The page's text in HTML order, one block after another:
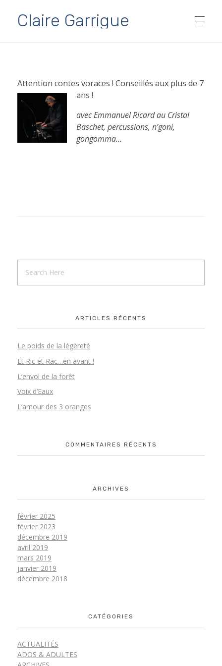
Claire Garrigue
Ados & Adultes
Tout public
Jeune public dès 5 ans
AGENDA
PARTENAIRES
Adultes – Vers une parole vivante
Professionnels – Corps & Voix
Attention contes voraces ! Conseillés aux plus de 7
ans !
avec Emmanuel Ricard au Cristal
Baschet, percussions, n’goni,
gongomma…
ARTICLES RÉCENTS
Le poids de la légèreté
Et Ric et Rac…en avant !
L’envol de la forêt
Voix d’Eaux
L’amour des 3 oranges
COMMENTAIRES RÉCENTS
ARCHIVES
février 2025
février 2023
décembre 2019
avril 2019
mars 2019
janvier 2019
décembre 2018
CATÉGORIES
ACTUALITÉS
ADOS & ADULTES